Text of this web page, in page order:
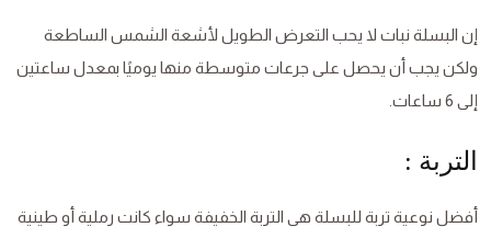
إن البسلة نبات لا يحب التعرض الطويل لأشعة الشمس الساطعة
ولكن يجب أن يحصل على جرعات متوسطة منها يوميًا بمعدل ساعتين
إلى 6 ساعات.
التربة :
أفضل نوعية تربة للبسلة هي التربة الخفيفة سواء كانت رملية أو طينية